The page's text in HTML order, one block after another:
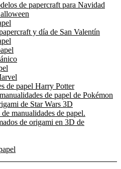
de papercraft para Navidad
y día de San Valentín
de papel Harry Potter
de papel de Pokémon
de Star Wars 3D
manualidades de papel.
de origami en 3D de